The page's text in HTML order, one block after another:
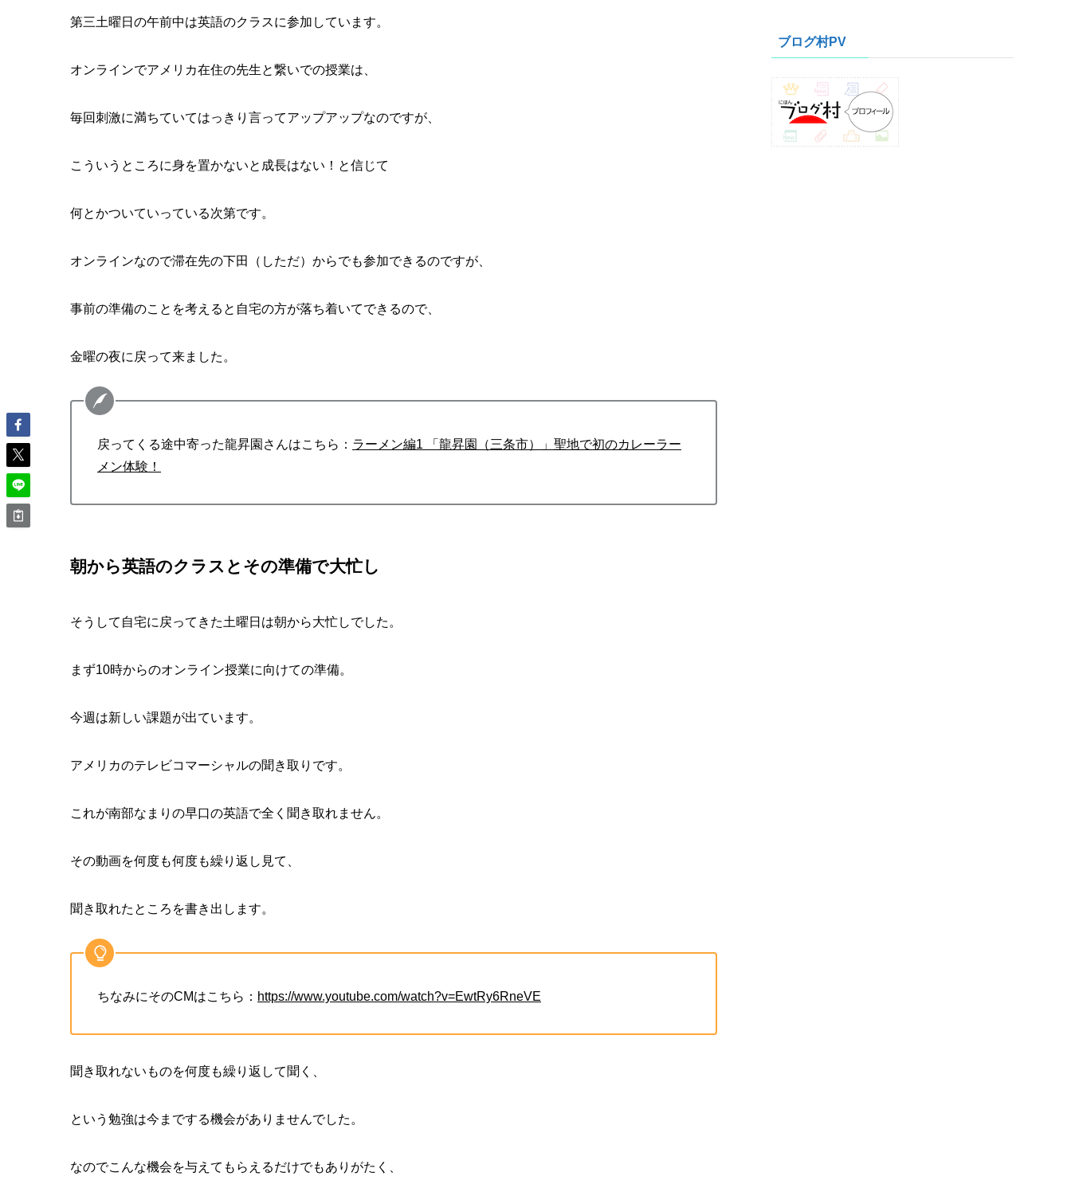
第三土曜日の午前中は英語のクラスに参加しています。
オンラインでアメリカ在住の先生と繋いでの授業は、
毎回刺激に満ちていてはっきり言ってアップアップなのですが、
こういうところに身を置かないと成長はない！と信じて
何とかついていっている次第です。
オンラインなので滞在先の下田（しただ）からでも参加できるのですが、
事前の準備のことを考えると自宅の方が落ち着いてできるので、
金曜の夜に戻って来ました。
戻ってくる途中寄った龍昇園さんはこちら： ラーメン編1 「龍昇園（三条市）」聖地で初のカレーラー
メン体験！
朝から英語のクラスとその準備で大忙し
そうして自宅に戻ってきた土曜日は朝から大忙しでした。
まず10時からのオンライン授業に向けての準備。
今週は新しい課題が出ています。
アメリカのテレビコマーシャルの聞き取りです。
これが南部なまりの早口の英語で全く聞き取れません。
その動画を何度も何度も繰り返し見て、
聞き取れたところを書き出します。
ちなみにそのCMはこちら： https://www.youtube.com/watch?v=EwtRy6RneVE
聞き取れないものを何度も繰り返して聞く、
という勉強は今までする機会がありませんでした。
なのでこんな機会を与えてもらえるだけでもありがたく、
ブブログ村PV